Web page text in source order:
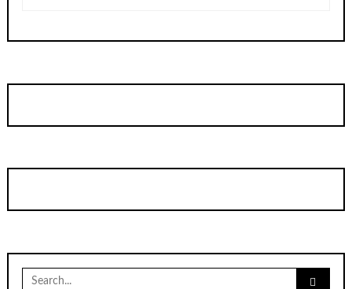
Search